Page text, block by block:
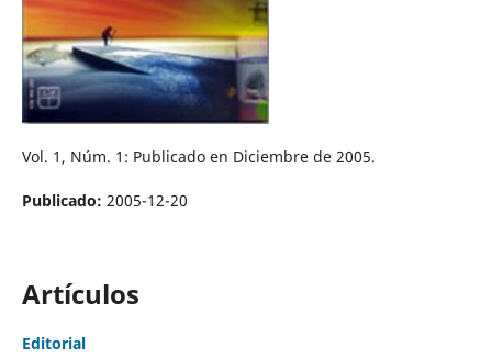
Vol. 1, Núm. 1: Publicado en Diciembre de 2005.
Publicado: 2005-12-20
Artículos
Editorial